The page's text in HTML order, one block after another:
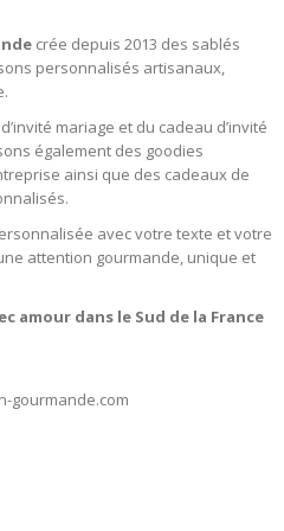
crée depuis 2013 des sablés
personnalisés artisanaux,
mariage et du cadeau d’invité
également des goodies
ainsi que des cadeaux de
.
avec votre texte et votre
attention gourmande, unique et
amour dans le Sud de la France
gourmande.com